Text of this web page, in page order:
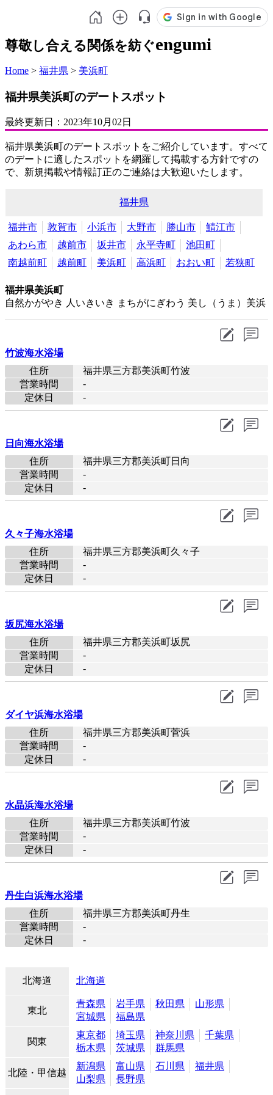
尊敬し合える関係を紡ぐengumi
Home > 福井県 > 美浜町
福井県美浜町のデートスポット
最終更新日： 2023年10月02日
福井県美浜町のデートスポットをご紹介しています。すべて
のデートに適したスポットを網羅して掲載する方針ですの
で、新規掲載や情報訂正のご連絡は大歓迎いたします。
福井県
福井市 敦賀市 小浜市 大野市 勝山市
鯖江市
あわら市
越前市 坂井市 永平寺町
池田町
南越前町
越前町 美浜町 高浜町 おおい町 若狭町
福井県美浜町
自然かがやき 人いきいき まちがにぎわう 美し（うま）美浜
竹波海水浴場
住所
福井県三方郡美浜町竹波
営業時間
-
定休日
-
日向海水浴場
住所
福井県三方郡美浜町日向
営業時間
-
定休日
-
久々子海水浴場
住所
福井県三方郡美浜町久々子
営業時間
-
定休日
-
坂尻海水浴場
住所
福井県三方郡美浜町坂尻
営業時間
-
定休日
-
ダイヤ浜海水浴場
住所
福井県三方郡美浜町菅浜
営業時間
-
定休日
-
水晶浜海水浴場
住所
福井県三方郡美浜町竹波
営業時間
-
定休日
-
丹生白浜海水浴場
住所
福井県三方郡美浜町丹生
営業時間
-
定休日
-
北海道 北海道
東北
青森県 岩手県 秋田県
山形県
宮城県
福島県
関東
東京都 埼玉県 神奈川県
千葉県
栃木県
茨城県 群馬県
北陸・甲信越
新潟県 富山県 石川県
福井県
山梨県
長野県